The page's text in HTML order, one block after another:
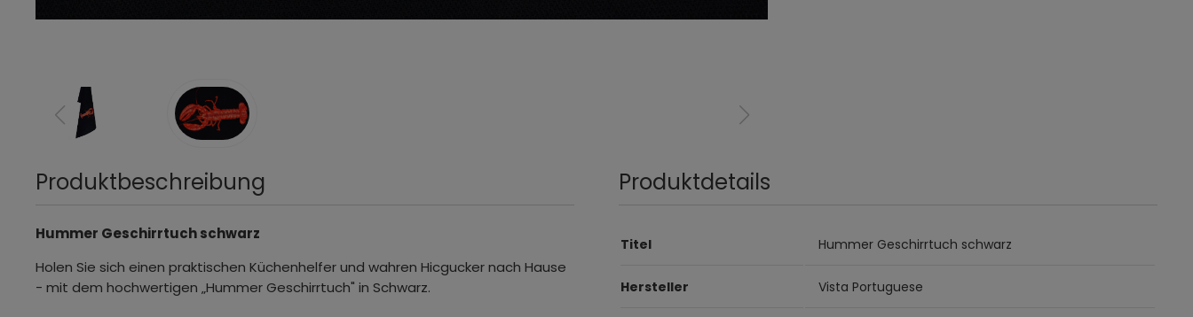
Produktbeschreibung
Hummer Geschirrtuch schwarz
Holen Sie sich einen praktischen Küchenhelfer und wahren Hicgucker nach Hause
- mit dem hochwertigen „Hummer Geschirrtuch" in Schwarz.
Produktdetails
Titel Hummer Geschirrtuch schwarz
Hersteller Vista Portuguese